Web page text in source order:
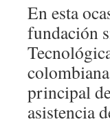
En esta
fundación
principal
asistencia